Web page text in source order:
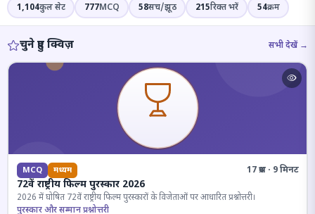
1,104कुल सेट 777MCQ 58सच/झूठ 215रिक्त भरें 54क्रम
चुने हुए क्विज़ सभी देखें →
MCQ मध्यम 17 प्रश्न · 9 मिनट
72वें राष्ट्रीय फिल्म पुरस्कार 2026
2026 में घोषित 72वें राष्ट्रीय फिल्म पुरस्कारों के विजेताओं पर आधारित प्रश्नोत्तरी।
पुरस्कार और सम्मान प्रश्नोत्तरी